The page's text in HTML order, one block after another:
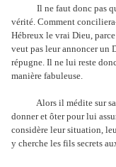
Il ne faut donc pas
vérité. Comment
Hébreux le vrai Dieu,
veut pas leur annoncer un
répugne. Il ne lui reste
manière fabuleuse.
Alors il médite sur sa
donner et ôter pour lui
considère leur situation,
y cherche les fils secrets